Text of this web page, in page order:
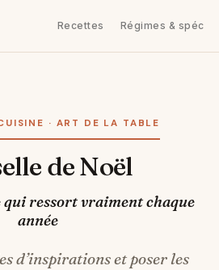
Recettes Régimes &
· ART DE LA TABLE
de Noël
ressort vraiment chaque
année
d’inspirations et poser les